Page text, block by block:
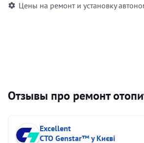
Цены на ремонт и установку
Отзывы про ремонт
Excellent
СТО Genstar™ у Києві